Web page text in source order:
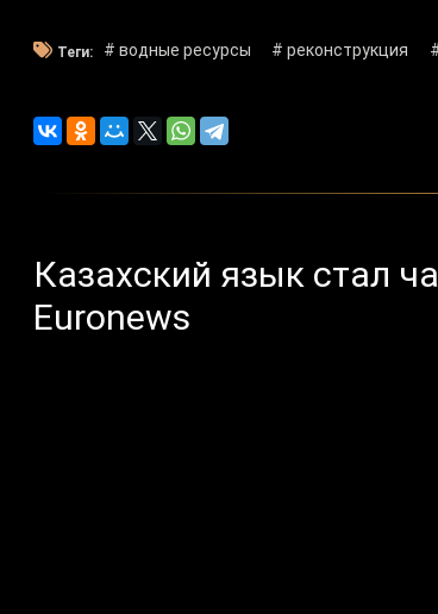
Теги: # водные ресурсы # реконструкция
Казахский язык стал
Euronews